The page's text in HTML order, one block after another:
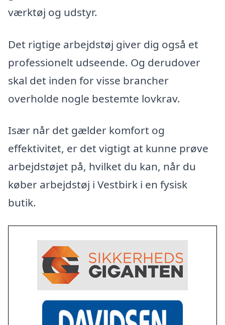
værktøj og udstyr.
Det rigtige arbejdstøj giver dig også et
professionelt udseende. Og derudover
skal det inden for visse brancher
overholde nogle bestemte lovkrav.
Især når det gælder komfort og
effektivitet, er det vigtigt at kunne prøve
arbejdstøjet på, hvilket du kan, når du
køber arbejdstøj i Vestbirk i en fysisk
butik.